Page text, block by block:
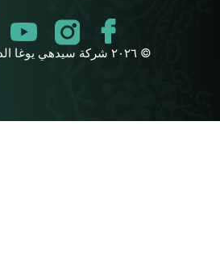
© ٢٠٢٦ شركة سيدهي يوغا الدولية المحدودة